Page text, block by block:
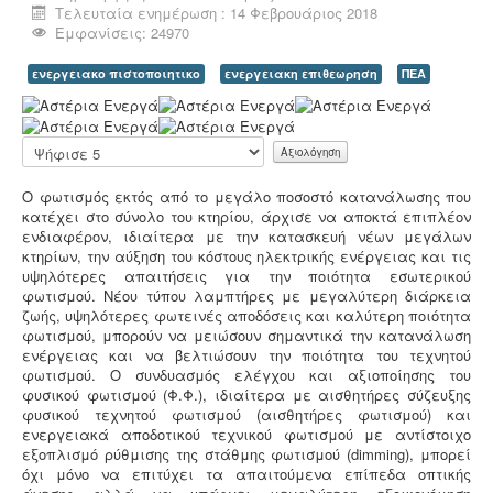
Τεχνικός ασφαλείας στην εργασία -
Όλες οι
επιχειρήσεις έχουν την υποχρέωση να διαθέτουν
μελέτη επικινδυνότητας από επαγγελματία τεχνικό
ασφαλείας εγγεγραμμένο στο μητρώο της
επιθεώρησης εργασίας (Ν. 3850/10, άρθρα 12, 42, 43)
Μελέτη HACCP υγειονομικού ενδιαφέροντος -Όλα τα
καταστήματα υγειονομικού ενδιαφέροντος,
βρεφονηπιακοί, μονάδες φροντίδας, παλιά & νέα,
υποχρεούνται να διαθέτουν μελέτη διεργασιών
HACCP από επαγγελματία
υγειονολόγο (απόφασηΥ1γ/ΓΠ/οικ.47829/17).
Τελευταία ενημέρωση : 14 Φεβρουάριος 2018
Εμφανίσεις: 24970
ενεργειακο πιστοποιητικο ενεργειακη επιθεωρηση ΠΕΑ
Α
ξ
ι
ο
ό
γ
η
σ
η
Χ
ρ
ή
σ
τ
η
:
5
Παρακαλώ
αξιολογήστε
Ο φωτισμός εκτός από το μεγάλο ποσοστό κατανάλωσης που
κατέχει στο σύνολο του κτηρίου, άρχισε να αποκτά επιπλέον
ενδιαφέρον, ιδιαίτερα με την κατασκευή νέων μεγάλων
κτηρίων, την αύξηση του κόστους ηλεκτρικής ενέργειας και τις
υψηλότερες απαιτήσεις για την ποιότητα εσωτερικού
φωτισμού. Νέου τύπου λαμπτήρες με μεγαλύτερη διάρκεια
ζωής, υψηλότερες φωτεινές αποδόσεις και καλύτερη ποιότητα
φωτισμού, μπορούν να μειώσουν σημαντικά την κατανάλωση
ενέργειας και να βελτιώσουν την ποιότητα του τεχνητού
φωτισμού. Ο συνδυασμός ελέγχου και αξιοποίησης του
φυσικού φωτισμού (Φ.Φ.), ιδιαίτερα με αισθητήρες σύζευξης
φυσικού τεχνητού φωτισμού (αισθητήρες φωτισμού) και
ενεργειακά αποδοτικού τεχνικού φωτισμού με αντίστοιχο
εξοπλισμό ρύθμισης της στάθμης φωτισμού (dimming), μπορεί
όχι μόνο να επιτύχει τα απαιτούμενα επίπεδα οπτικής